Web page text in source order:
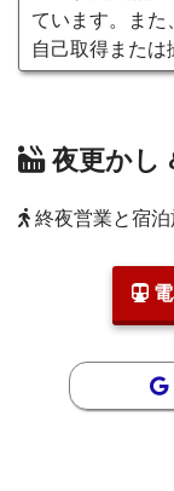
ています。また
自己取得または
夜更かし
終夜営業と宿泊